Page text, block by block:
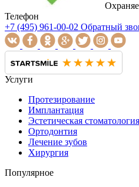
Телефон
+7 (495) 961-00-02 Обратный
Услуги
Протезирование
Имплантация
Эстетическая стоматология
Ортодонтия
Лечение зубов
Хирургия
Популярное